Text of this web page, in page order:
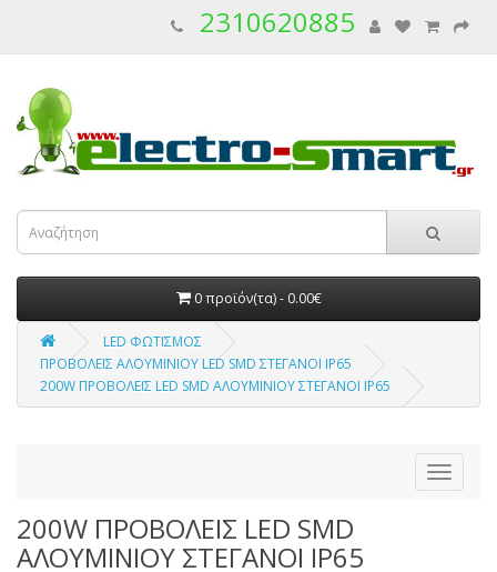
2310620885
0 προϊόν(τα) - 0.00€
LED ΦΩΤΙΣΜΟΣ
ΠΡΟΒΟΛΕΙΣ ΑΛΟΥΜΙΝΙΟΥ LED SMD ΣΤΕΓΑΝΟΙ IP65
200W ΠΡΟΒΟΛΕΙΣ LED SMD ΑΛΟΥΜΙΝΙΟΥ ΣΤEΓΑΝΟΙ IP65
200W ΠΡΟΒΟΛΕΙΣ LED SMD
ΑΛΟΥΜΙΝΙΟΥ ΣΤEΓΑΝΟΙ IP65